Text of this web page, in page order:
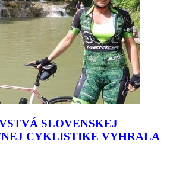
SLOVENSKEJ
CYKLISTIKE VYHRALA